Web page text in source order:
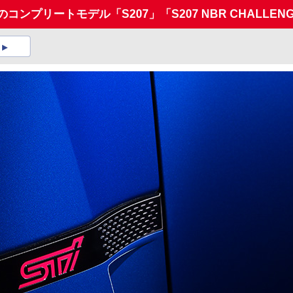
コンプリートモデル「S207」「S207 NBR